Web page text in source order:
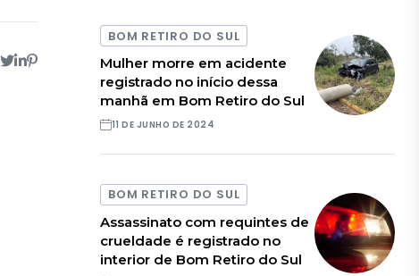
BOM RETIRO DO SUL
Mulher morre em acidente
registrado no início dessa
manhã em Bom Retiro do Sul
11 DE JUNHO DE 2024
BOM RETIRO DO SUL
Assassinato com requintes de
crueldade é registrado no
interior de Bom Retiro do Sul